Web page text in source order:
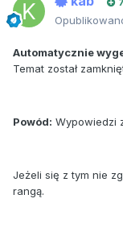
Automatycznie
Temat został
Powód: Wypowiedzi
Jeżeli się z tym nie
rangą.